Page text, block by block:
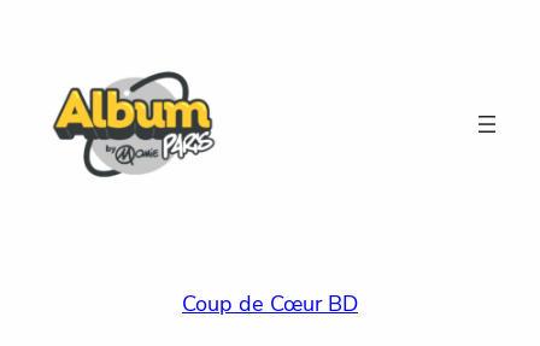
contenu
Coup de Cœur BD